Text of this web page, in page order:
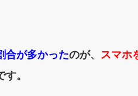
合が多かったのが、 スマホ
す。